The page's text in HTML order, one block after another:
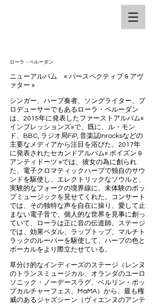
ローラ・ペルーダン
ニューアルバム « パースペクティブ & アヴ
ァター »
シンガー、ハープ奏者、ソングライター、プ
ロデューサーでもあるローラ・ペルーダン
は、2015年に発表したファーストアルバム«
インプレッションズ»で、既に、ル・モン
ド、BBC, ラジオ局FiP, 音楽誌Inrocksなどの
主要なメディアから注目を浴びた。2017年
に発表されたセカンドアルバム« ポイズン &
アンティドーツ »では、彼女の為に創られ
た、電子クロマティックハープで独自のサウ
ンドを駆使し、エレクトリックなソウルと、
実験的なフォークの境界線に、未体験のポッ
プミュージックを見せてくれた。コンサート
では、その独特な声を自在に操り、愛して止
まない電子音で、個人的な世界を見事に創っ
ていて、ローラは正に音の伝道師。ステージ
では、効果ペダル、ラップトップ、マルチト
ラックのルーパーを駆使して、ハープの色と
ボーカルをより際立たせている。
草分け的なインディーズのステージ（レンヌ
のトランスミュージカル、オランダのユーロ
ソニック・ノーデースラグ、ベルリン・ポッ
プカルチャーフェス、MaMA）から、最も権
威のあるジャズシーン（ヴィエンヌのアンテ